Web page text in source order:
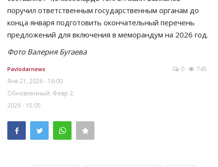
поручил ответственным государственным органам до
конца января подготовить окончательный перечень
предложений для включения в меморандум на 2026 год.
Фото Валерия Бугаева
Pavlodarnews
Янв 21, 2026 - 16:00
Обновленный: Февр 2,
2026 - 15:05
0 745